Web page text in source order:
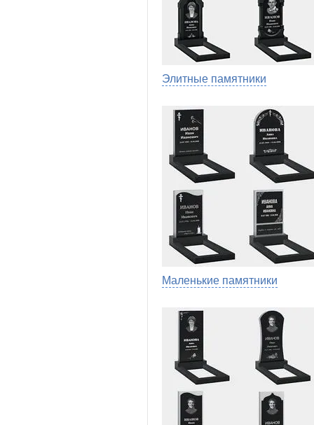
Элитные памятники
Маленькие памятники